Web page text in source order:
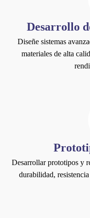
Desarrollo
Diseñe sistemas
materiales de alta
Desarrollar prototipos y
durabilidad,